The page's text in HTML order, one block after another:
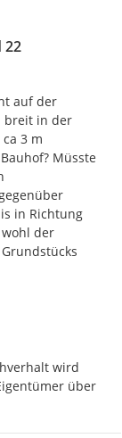
22
auf der
breit in der
3 m
Müsste
in Richtung
der
wird
über